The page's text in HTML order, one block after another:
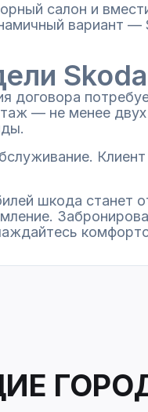
салон и
вариант —
Skoda
— не менее
шкода станет